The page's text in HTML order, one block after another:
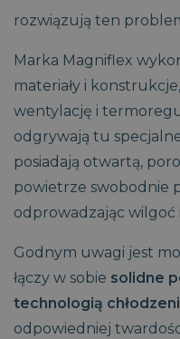
rozwiązują ten
Marka Magniflex
materiały i
wentylację i
odgrywają tu
posiadają otwartą,
powietrze swobodnie
odprowadzając wilgoć
Godnym uwagi jest
łączy w sobie solidne
technologią
odpowiedniej